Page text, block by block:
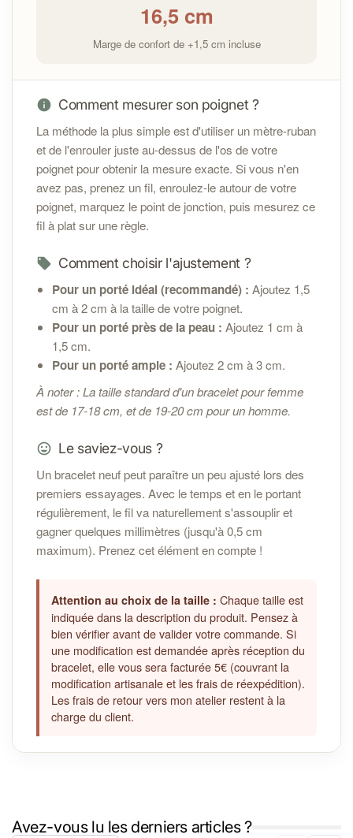
Si un défaut est constaté, un remplacement ou une
réparation sera proposé selonles conditions
16,5cm
Marge de confort de +1,5 cm incluse
Comment mesurer son poignet ?
La méthode la plus simple est d'utiliser un mètre-ruban
et de l'enrouler juste au-dessus de l'os de votre
poignet pour obtenir la mesure exacte. Si vous n'en
avez pas, prenez un fil, enroulez-le autour de votre
poignet, marquez le point de jonction, puis mesurez ce
fil à plat sur une règle.
Comment choisir l'ajustement ?
Pour un porté idéal (recommandé) : Ajoutez 1,5
cm à 2 cm à la taille de votre poignet.
Pour un porté près de la peau : Ajoutez 1 cm à
1,5 cm.
Pour un porté ample : Ajoutez 2 cm à 3 cm.
À noter : La taille standard d'un bracelet pour femme
est de 17-18 cm, et de 19-20 cm pour un homme.
Le saviez-vous ?
Un bracelet neuf peut paraître un peu ajusté lors des
premiers essayages. Avec le temps et en le portant
régulièrement, le fil va naturellement s'assouplir et
gagner quelques millimètres (jusqu'à 0,5 cm
maximum). Prenez cet élément en compte !
Attention au choix de la taille : Chaque taille est
indiquée dans la description du produit. Pensez à
bien vérifier avant de valider votre commande. Si
une modification est demandée après réception du
bracelet, elle vous sera facturée 5€ (couvrant la
modification artisanale et les frais de réexpédition).
Les frais de retour vers mon atelier restent à la
charge du client.
Avez-vous lu les derniers articles ?